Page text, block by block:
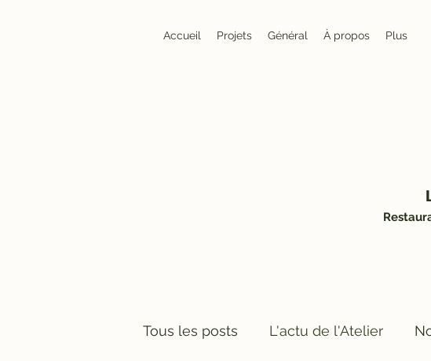
Accueil Projets Général À propos Plus
Tous les posts L'actu de l'Atelier